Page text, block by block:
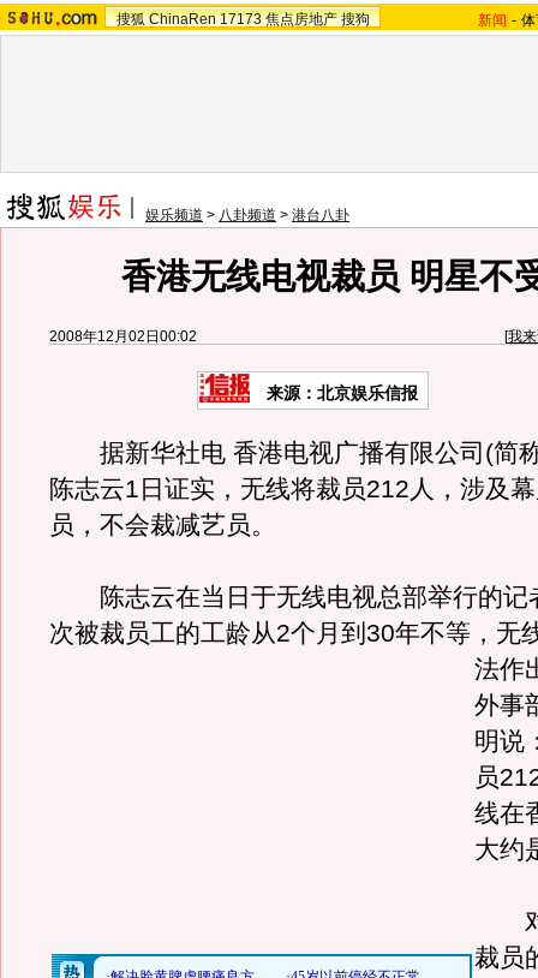
搜狐 ChinaRen 17173 焦点房地产 搜狗 新闻 -
娱乐频道 > 八卦频道 > 港台八卦
香港无线电视裁员 明星不
2008年12月02日00:02 [我
来源：北京娱乐信报
据新华社电 香港电视广播有限公司(简
陈志云1日证实，无线将裁员212人，涉及
员，不会裁减艺员。
陈志云在当日于无线电视总部举行的记
次被裁员工的工龄从2个月到30年不等，无
法作
外事
明说
员
线在
大约
对
裁员